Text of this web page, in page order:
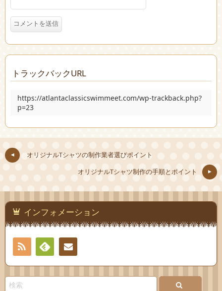
トラックバックURL
https://atlantaclassicswimmeet.com/wp-trackback.php?
p=23
オリジナルTシャツの制作業者選びポイント
オリジナルTシャツ制作の手順とポイント
インフォメーション
RSS
Feedlyお問